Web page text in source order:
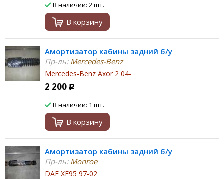
В наличии: 2 шт.
В корзину
Амортизатор кабины задний б/у
Пр-ль:Mercedes-Benz
Mercedes-Benz Axor 2 04-
2 200 Р
В наличии: 1 шт.
В корзину
Амортизатор кабины задний б/у
Пр-ль:Monroe
DAF XF95 97-02